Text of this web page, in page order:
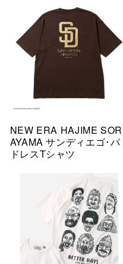
NEW ERA HAJIME SOR
AYAMA サンディエゴ･パ
ドレスTシャツ